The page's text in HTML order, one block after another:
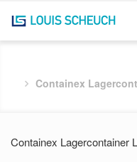
Containex
Containex Lagercontainer